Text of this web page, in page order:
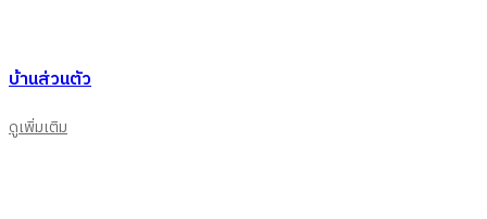
บ้านส่วนตัว
ดูเพิ่มเติม